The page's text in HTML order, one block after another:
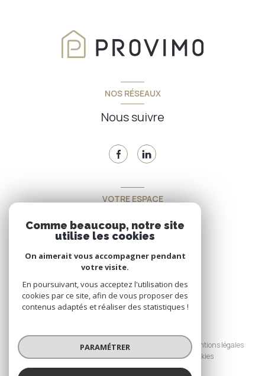
NOS RÉSEAUX
Nous suivre
VOTRE ESPACE
Espace propriétaire
SE CONNECTER
Nos honoraires
Nos partenaires
Mentions légales
Admin
Politique RGPD Cookies
Comme beaucoup, notre site
utilise les cookies
On aimerait vous accompagner pendant
votre visite.
En poursuivant, vous acceptez l'utilisation des
cookies par ce site, afin de vous proposer des
contenus adaptés et réaliser des statistiques !
PARAMÉTRER